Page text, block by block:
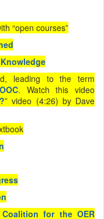
“open courses”
leading to the term
. Watch this video
” video (4:26) by Dave
Coalition for the OER